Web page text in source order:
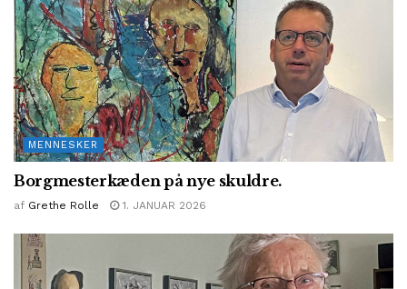
MENNESKER
Borgmesterkæden på nye skuldre.
af Grethe Rolle 1. JANUAR 2026